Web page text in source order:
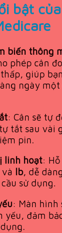
bật
biến thông
phép cân
giúp
ngày một
: Cân sẽ tự
tắt sau vài
pin.
linh hoạt:
và lb, dễ
sử dụng.
: Màn hình
yếu, đảm